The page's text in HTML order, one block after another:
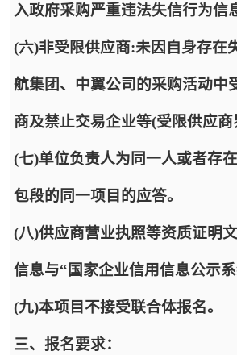
入政府采购严重违法失信行为信
(六)非受限供应商:未因自身存在
航集团、中翼公司的采购活动中
商及禁止交易企业等(受限供应
(七)单位负责人为同一人或者存
包段的同一项目的应答。
(八)供应商营业执照等资质证明
信息与“国家企业信用信息公示
(九)本项目不接受联合体报名。
三、报名要求：